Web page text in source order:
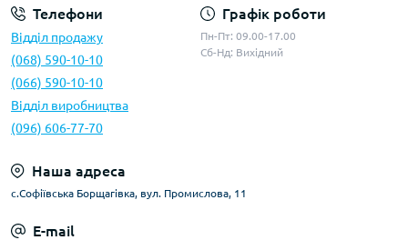
Телефони
Відділ продажу
(068) 590-10-10
(066) 590-10-10
Відділ виробництва
(096) 606-77-70
Графік роботи
Пн-Пт: 09.00-17.00
Сб-Нд: Вихідний
Наша адреса
с.Софіївська Борщагівка, вул. Промислова, 11
E-mail